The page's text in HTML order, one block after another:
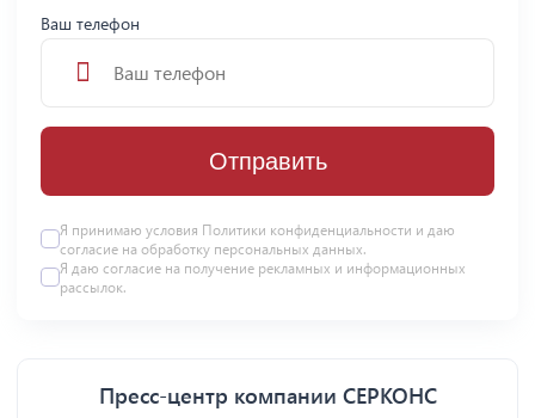
Ваш телефон
Отправить
Я принимаю условия Политики конфиденциальности и даю
согласие на обработку персональных данных.
Я даю согласие на получение рекламных и информационных
рассылок.
Пресс-центр компании СЕРКОНС